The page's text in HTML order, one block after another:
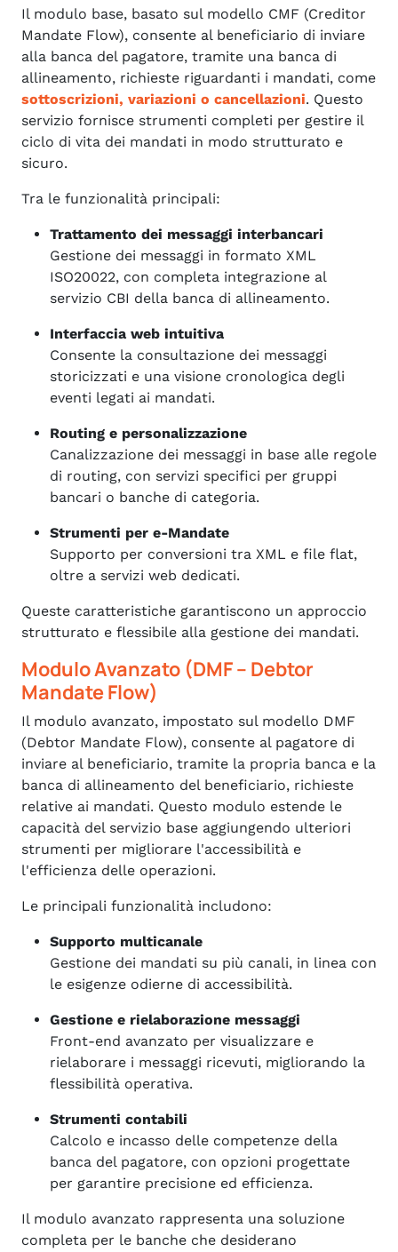
Il modulo base, basato sul modello CMF (Creditor
Mandate Flow), consente al beneficiario di inviare
alla banca del pagatore, tramite una banca di
allineamento, richieste riguardanti i mandati, come
sottoscrizioni, variazioni o cancellazioni. Questo
servizio fornisce strumenti completi per gestire il
ciclo di vita dei mandati in modo strutturato e
sicuro.
Tra le funzionalità principali:
Trattamento dei messaggi interbancari
Gestione dei messaggi in formato XML
ISO20022, con completa integrazione al
servizio CBI della banca di allineamento.
Interfaccia web intuitiva
Consente la consultazione dei messaggi
storicizzati e una visione cronologica degli
eventi legati ai mandati.
Routing e personalizzazione
Canalizzazione dei messaggi in base alle regole
di routing, con servizi specifici per gruppi
bancari o banche di categoria.
Strumenti per e-Mandate
Supporto per conversioni tra XML e file flat,
oltre a servizi web dedicati.
Queste caratteristiche garantiscono un approccio
strutturato e flessibile alla gestione dei mandati.
Modulo Avanzato (DMF – Debtor
Mandate Flow)
Il modulo avanzato, impostato sul modello DMF
(Debtor Mandate Flow), consente al pagatore di
inviare al beneficiario, tramite la propria banca e la
banca di allineamento del beneficiario, richieste
relative ai mandati. Questo modulo estende le
capacità del servizio base aggiungendo ulteriori
strumenti per migliorare l'accessibilità e
l'efficienza delle operazioni.
Le principali funzionalità includono:
Supporto multicanale
Gestione dei mandati su più canali, in linea con
le esigenze odierne di accessibilità.
Gestione e rielaborazione messaggi
Front-end avanzato per visualizzare e
rielaborare i messaggi ricevuti, migliorando la
flessibilità operativa.
Strumenti contabili
Calcolo e incasso delle competenze della
banca del pagatore, con opzioni progettate
per garantire precisione ed efficienza.
Il modulo avanzato rappresenta una soluzione
completa per le banche che desiderano